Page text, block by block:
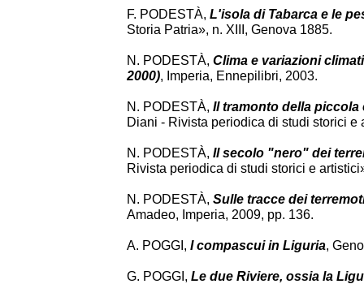
F. PODESTÀ, L'isola di Tabarca e le
Storia Patria», n. XIII, Genova 1885.
N. PODESTÀ, Clima e variazioni
2000), Imperia, Ennepilibri, 2003.
N. PODESTÀ, Il tramonto della
Diani - Rivista periodica di studi storici e
N. PODESTÀ, Il secolo "nero" dei
Rivista periodica di studi storici e
N. PODESTÀ, Sulle tracce dei
Amadeo, Imperia, 2009, pp. 136.
A. POGGI, I compascui in Liguria,
G. POGGI, Le due Riviere, ossia la